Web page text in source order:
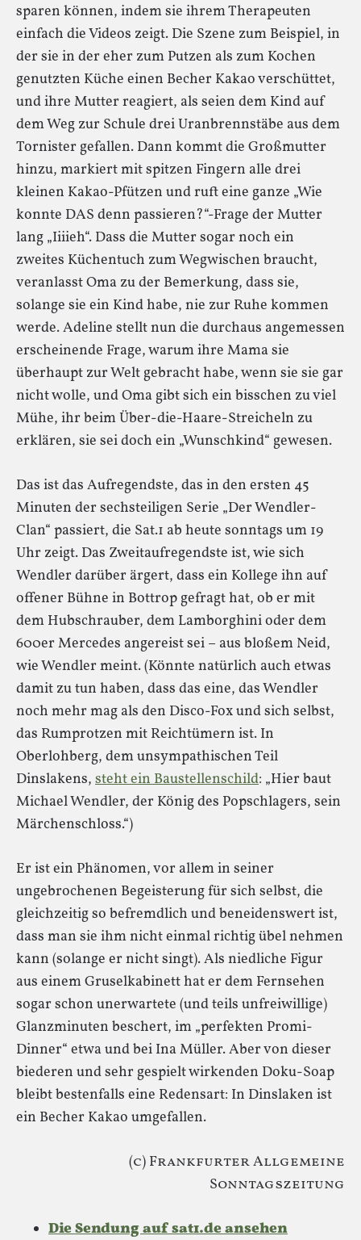
sparen können, indem sie ihrem Therapeuten
einfach die Videos zeigt. Die Szene zum Beispiel, in
der sie in der eher zum Putzen als zum Kochen
genutzten Küche einen Becher Kakao verschüttet,
und ihre Mutter reagiert, als seien dem Kind auf
dem Weg zur Schule drei Uranbrennstäbe aus dem
Tornister gefallen. Dann kommt die Großmutter
hinzu, markiert mit spitzen Fingern alle drei
kleinen Kakao-Pfützen und ruft eine ganze „Wie
konnte DAS denn passieren?“-Frage der Mutter
lang „Iiiieh“. Dass die Mutter sogar noch ein
zweites Küchentuch zum Wegwischen braucht,
veranlasst Oma zu der Bemerkung, dass sie,
solange sie ein Kind habe, nie zur Ruhe kommen
werde. Adeline stellt nun die durchaus angemessen
erscheinende Frage, warum ihre Mama sie
überhaupt zur Welt gebracht habe, wenn sie sie gar
nicht wolle, und Oma gibt sich ein bisschen zu viel
Mühe, ihr beim Über-die-Haare-Streicheln zu
erklären, sie sei doch ein „Wunschkind“ gewesen.
Das ist das Aufregendste, das in den ersten 45
Minuten der sechsteiligen Serie „Der Wendler-
Clan“ passiert, die Sat.1 ab heute sonntags um 19
Uhr zeigt. Das Zweitaufregendste ist, wie sich
Wendler darüber ärgert, dass ein Kollege ihn auf
offener Bühne in Bottrop gefragt hat, ob er mit
dem Hubschrauber, dem Lamborghini oder dem
600er Mercedes angereist sei – aus bloßem Neid,
wie Wendler meint. (Könnte natürlich auch etwas
damit zu tun haben, dass das eine, das Wendler
noch mehr mag als den Disco-Fox und sich selbst,
das Rumprotzen mit Reichtümern ist. In
Oberlohberg, dem unsympathischen Teil
Dinslakens, steht ein Baustellenschild: „Hier baut
Michael Wendler, der König des Popschlagers, sein
Märchenschloss.“)
Er ist ein Phänomen, vor allem in seiner
ungebrochenen Begeisterung für sich selbst, die
gleichzeitig so befremdlich und beneidenswert ist,
dass man sie ihm nicht einmal richtig übel nehmen
kann (solange er nicht singt). Als niedliche Figur
aus einem Gruselkabinett hat er dem Fernsehen
sogar schon unerwartete (und teils unfreiwillige)
Glanzminuten beschert, im „perfekten Promi-
Dinner“ etwa und bei Ina Müller. Aber von dieser
biederen und sehr gespielt wirkenden Doku-Soap
bleibt bestenfalls eine Redensart: In Dinslaken ist
ein Becher Kakao umgefallen.
(c) Frankfurter Allgemeine
Sonntagszeitung
Die Sendung auf sat1.de ansehen